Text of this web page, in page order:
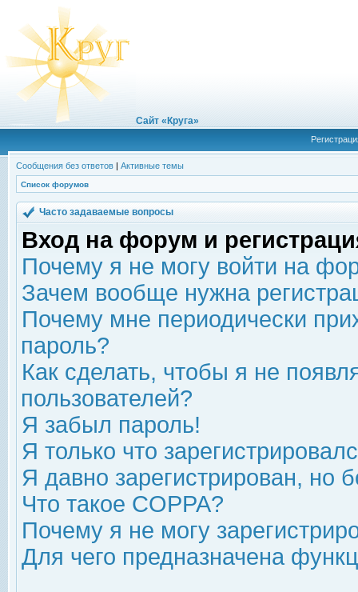
Сайт «Круга»
Сообщения без ответов | Активные темы
Список форумов
Часто задаваемые вопросы
Вход на форум и
Почему я не могу войти на
Зачем вообще нужна
Почему мне периодически
пароль?
Как сделать, чтобы я не
пользователей?
Я забыл пароль!
Я только что
Я давно зарегистрирован, но
Что такое COPPA?
Почему я не могу
Для чего предназначена